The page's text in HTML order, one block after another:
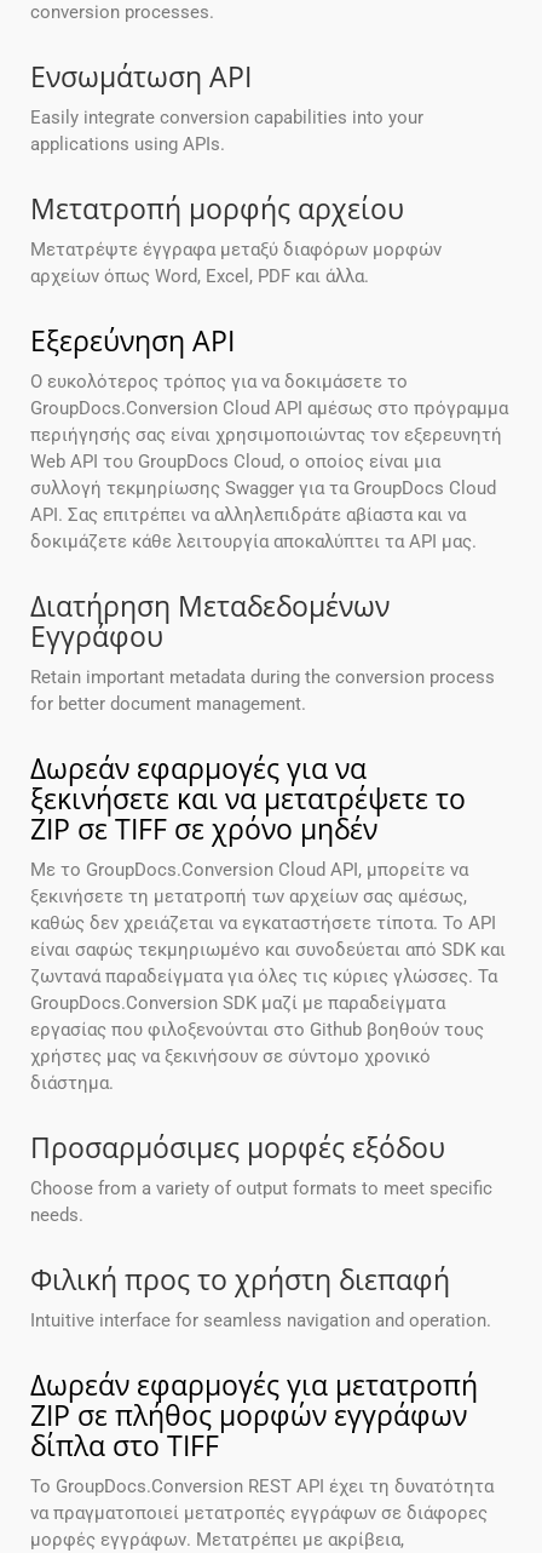
conversion processes.
Ενσωμάτωση API
Easily integrate conversion capabilities into your
applications using APIs.
Μετατροπή μορφής αρχείου
Μετατρέψτε έγγραφα μεταξύ διαφόρων μορφών
αρχείων όπως Word, Excel, PDF και άλλα.
Εξερεύνηση API
Ο ευκολότερος τρόπος για να δοκιμάσετε το
GroupDocs.Conversion Cloud API αμέσως στο πρόγραμμα
περιήγησής σας είναι χρησιμοποιώντας τον εξερευνητή
Web API του GroupDocs Cloud, ο οποίος είναι μια
συλλογή τεκμηρίωσης Swagger για τα GroupDocs Cloud
API. Σας επιτρέπει να αλληλεπιδράτε αβίαστα και να
δοκιμάζετε κάθε λειτουργία αποκαλύπτει τα API μας.
Διατήρηση Μεταδεδομένων
Εγγράφου
Retain important metadata during the conversion process
for better document management.
Δωρεάν εφαρμογές για να
ξεκινήσετε και να μετατρέψετε το
ZIP σε TIFF σε χρόνο μηδέν
Με το GroupDocs.Conversion Cloud API, μπορείτε να
ξεκινήσετε τη μετατροπή των αρχείων σας αμέσως,
καθώς δεν χρειάζεται να εγκαταστήσετε τίποτα. Το API
είναι σαφώς τεκμηριωμένο και συνοδεύεται από SDK και
ζωντανά παραδείγματα για όλες τις κύριες γλώσσες. Τα
GroupDocs.Conversion SDK μαζί με παραδείγματα
εργασίας που φιλοξενούνται στο Github βοηθούν τους
χρήστες μας να ξεκινήσουν σε σύντομο χρονικό
διάστημα.
Προσαρμόσιμες μορφές εξόδου
Choose from a variety of output formats to meet specific
needs.
Φιλική προς το χρήστη διεπαφή
Intuitive interface for seamless navigation and operation.
Δωρεάν εφαρμογές για μετατροπή
ZIP σε πλήθος μορφών εγγράφων
δίπλα στο TIFF
Το GroupDocs.Conversion REST API έχει τη δυνατότητα
να πραγματοποιεί μετατροπές εγγράφων σε διάφορες
μορφές εγγράφων. Μετατρέπει με ακρίβεια,